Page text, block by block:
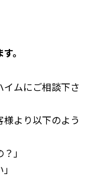
。
ムにご相談下さ
より以下のよう
」